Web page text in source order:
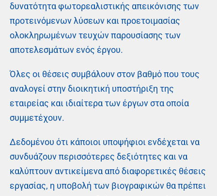
δυνατότητα φωτορεαλιστικής απεικόνισης των
προτεινόμενων λύσεων και προετοιμασίας
ολοκληρωμένων τευχών παρουσίασης των
αποτελεσμάτων ενός έργου.
Όλες οι θέσεις συμβάλουν στον βαθμό που τους
αναλογεί στην διοικητική υποστήριξη της
εταιρείας και ιδιαίτερα των έργων στα οποία
συμμετέχουν.
Δεδομένου ότι κάποιοι υποψήφιοι ενδέχεται να
συνδυάζουν περισσότερες δεξιότητες και να
καλύπτουν αντικείμενα από διαφορετικές θέσεις
εργασίας, η υποβολή των βιογραφικών θα πρέπει